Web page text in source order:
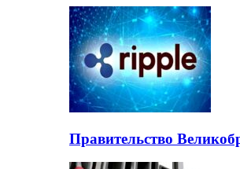
Правительство